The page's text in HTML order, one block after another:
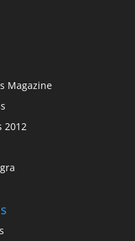
Magazine
2012